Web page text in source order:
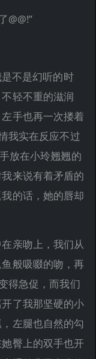
@@!”
不是幻听的时
轻不重的滋润
手也再一次搂着
我实在反应不过
放在小玲翘翘的
来说有着矛盾的
的话，她的唇却
亲吻上，我们从
般吸啜的吻，再
得急促，而我们
了我那坚硬的小
左腿也自然的勾
臀上的双手也开